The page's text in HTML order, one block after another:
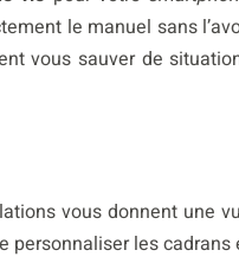
le manuel sans
vous sauver de
vous donnent une
personnaliser les cadrans